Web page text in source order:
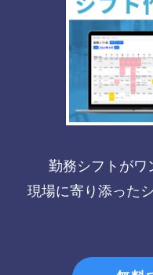
勤務シフトがワ
現場に寄り添った